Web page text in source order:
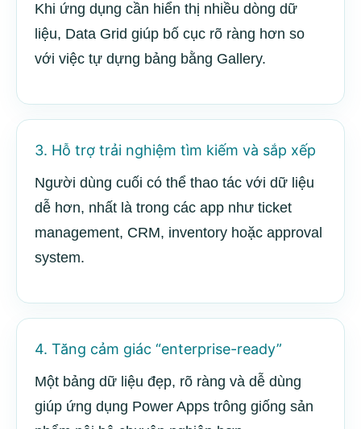
Khi ứng dụng cần hiển thị nhiều dòng dữ
liệu, Data Grid giúp bố cục rõ ràng hơn so
với việc tự dựng bảng bằng Gallery.
3. Hỗ trợ trải nghiệm tìm kiếm và sắp xếp
Người dùng cuối có thể thao tác với dữ liệu
dễ hơn, nhất là trong các app như ticket
management, CRM, inventory hoặc approval
system.
4. Tăng cảm giác “enterprise-ready”
Một bảng dữ liệu đẹp, rõ ràng và dễ dùng
giúp ứng dụng Power Apps trông giống sản